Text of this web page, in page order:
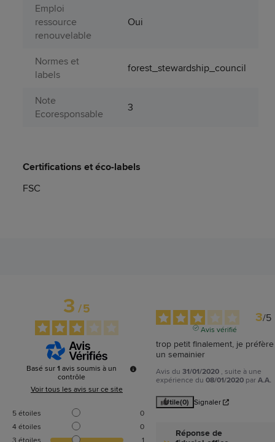
Emploi
ressource
renouvelable
Oui
Normes et
labels
forest_stewardship_council
Note
Ecoresponsable
3
Certifications et éco-labels
FSC
3/5
Basé sur1 avis soumis à un
contrôle
Voir tous les avis sur ce site
5étoiles
0
4étoiles
0
3 étoiles 1
3/5
Avis vérifié
trop petit finalement, je préfère
un semainier
Avis du31/01/2020 , suite à une
expérience du08/01/2020 parA.A.
Utile(0) Signaler
Réponse de